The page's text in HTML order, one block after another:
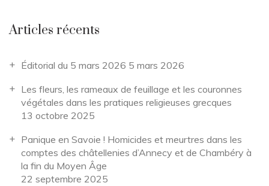
Articles récents
Éditorial du 5 mars 2026 5 mars 2026
Les fleurs, les rameaux de feuillage et les couronnes
végétales dans les pratiques religieuses grecques
13 octobre 2025
Panique en Savoie ! Homicides et meurtres dans les
comptes des châtellenies d’Annecy et de Chambéry à
la fin du Moyen Âge
22 septembre 2025